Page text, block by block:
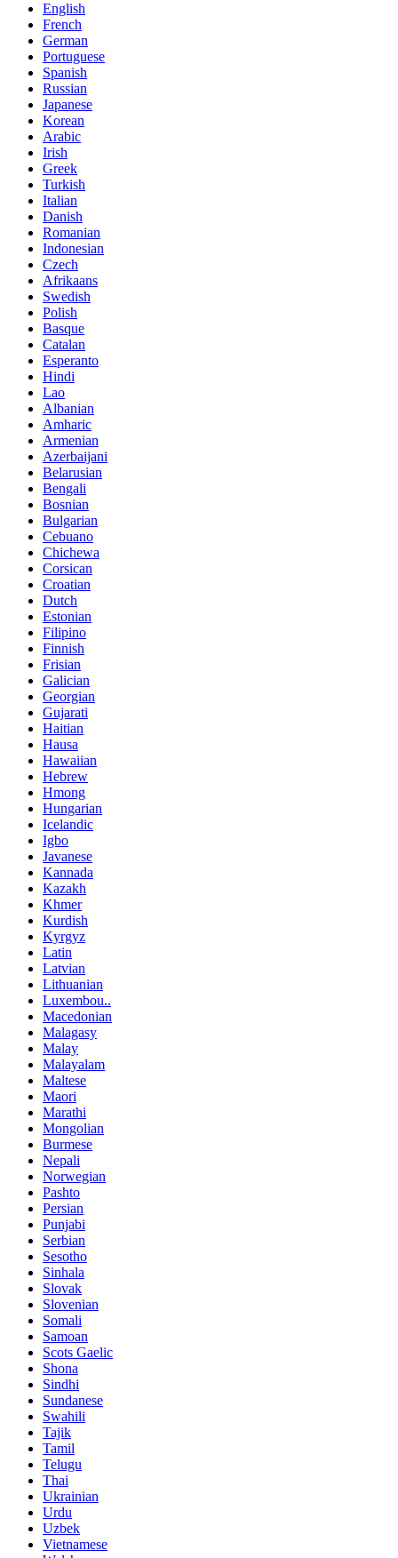
English
French
German
Portuguese
Spanish
Russian
Japanese
Korean
Arabic
Irish
Greek
Turkish
Italian
Danish
Romanian
Indonesian
Czech
Afrikaans
Swedish
Polish
Basque
Catalan
Esperanto
Hindi
Lao
Albanian
Amharic
Armenian
Azerbaijani
Belarusian
Bengali
Bosnian
Bulgarian
Cebuano
Chichewa
Corsican
Croatian
Dutch
Estonian
Filipino
Finnish
Frisian
Galician
Georgian
Gujarati
Haitian
Hausa
Hawaiian
Hebrew
Hmong
Hungarian
Icelandic
Igbo
Javanese
Kannada
Kazakh
Khmer
Kurdish
Kyrgyz
Latin
Latvian
Lithuanian
Luxembou..
Macedonian
Malagasy
Malay
Malayalam
Maltese
Maori
Marathi
Mongolian
Burmese
Nepali
Norwegian
Pashto
Persian
Punjabi
Serbian
Sesotho
Sinhala
Slovak
Slovenian
Somali
Samoan
Scots Gaelic
Shona
Sindhi
Sundanese
Swahili
Tajik
Tamil
Telugu
Thai
Ukrainian
Urdu
Uzbek
Vietnamese